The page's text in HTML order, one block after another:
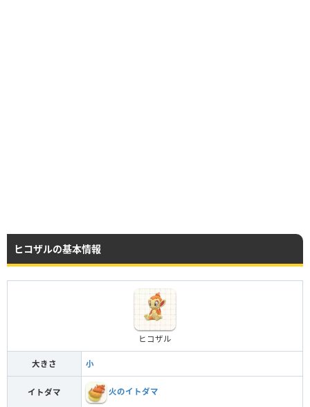
ヒコザルの基本情報
ヒコザル
大きさ 小
イトダマ 火のイトダマ